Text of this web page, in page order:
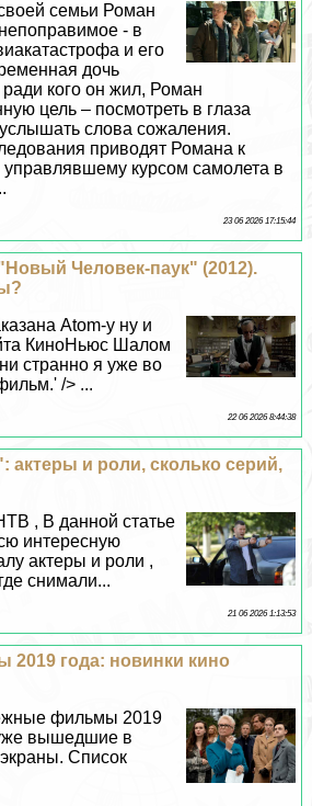
семьи Роман
- в
и его
дочь
кого он жил, Роман
цель – посмотреть в глаза
слова сожаления.
приводят Романа к
управлявшему курсом самолета в
23 06 2026 17:15:44
Человек-паук" (2012).
Atom-у ну и
КиноНьюс Шалом
странно я уже во
/> ...
22 06 2026 8:44:38
актеры и роли, сколько серий,
, В данной статье
интересную
актеры и роли ,
снимали...
21 06 2026 1:13:53
года: новинки кино
фильмы 2019
вышедшие в
Список